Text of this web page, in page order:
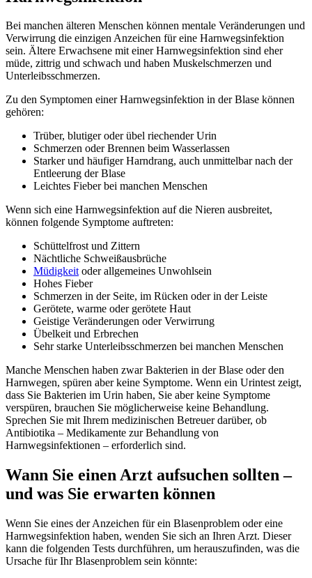
Bei manchen älteren Menschen können mentale Veränderungen und
Verwirrung die einzigen Anzeichen für eine Harnwegsinfektion
sein. Ältere Erwachsene mit einer Harnwegsinfektion sind eher
müde, zittrig und schwach und haben Muskelschmerzen und
Unterleibsschmerzen.
Zu den Symptomen einer Harnwegsinfektion in der Blase können
gehören:
Trüber, blutiger oder übel riechender Urin
Schmerzen oder Brennen beim Wasserlassen
Starker und häufiger Harndrang, auch unmittelbar nach der
Entleerung der Blase
Leichtes Fieber bei manchen Menschen
Wenn sich eine Harnwegsinfektion auf die Nieren ausbreitet,
können folgende Symptome auftreten:
Schüttelfrost und Zittern
Nächtliche Schweißausbrüche
Müdigkeitoder allgemeines Unwohlsein
Hohes Fieber
Schmerzen in der Seite, im Rücken oder in der Leiste
Gerötete, warme oder gerötete Haut
Geistige Veränderungen oder Verwirrung
Übelkeit und Erbrechen
Sehr starke Unterleibsschmerzen bei manchen Menschen
Manche Menschen haben zwar Bakterien in der Blase oder den
Harnwegen, spüren aber keine Symptome. Wenn ein Urintest zeigt,
dass Sie Bakterien im Urin haben, Sie aber keine Symptome
verspüren, brauchen Sie möglicherweise keine Behandlung.
Sprechen Sie mit Ihrem medizinischen Betreuer darüber, ob
Antibiotika – Medikamente zur Behandlung von
Harnwegsinfektionen – erforderlich sind.
Wann Sie einen Arzt aufsuchen sollten –
und was Sie erwarten können
Wenn Sie eines der Anzeichen für ein Blasenproblem oder eine
Harnwegsinfektion haben, wenden Sie sich an Ihren Arzt. Dieser
kann die folgenden Tests durchführen, um herauszufinden, was die
Ursache für Ihr Blasenproblem sein könnte: